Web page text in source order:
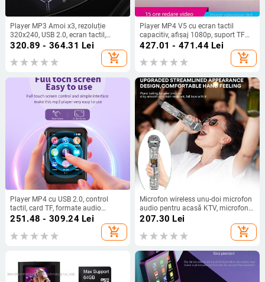
Player MP3 Amoi x3, rezoluție
320x240, USB 2.0, ecran tactil,
suport card TF,
MP3/WMA/WAV/OGG/FLAC/AAC/APE
320.89 - 364.31 Lei
add_shopping_cart
Player MP4 V5 cu ecran tactil
capacitiv, afișaj 1080p, suport TF
card, baterie 3200mAh și citire de
427.01 - 471.44Lei
add_shopping_cart
Player MP4 cu USB 2.0, control
tactil, card TF, formate audio
MP3/WMA/OGG/FLAC, suport AMV
251.48 - 309.24Lei
add_shopping_cart
Microfon wireless unu-doi microfon
audio pentru acasă KTV, microfon
audio pentru exterior, karaoke,
microfon portabil profesional live
207.30 Lei
add_shopping_cart